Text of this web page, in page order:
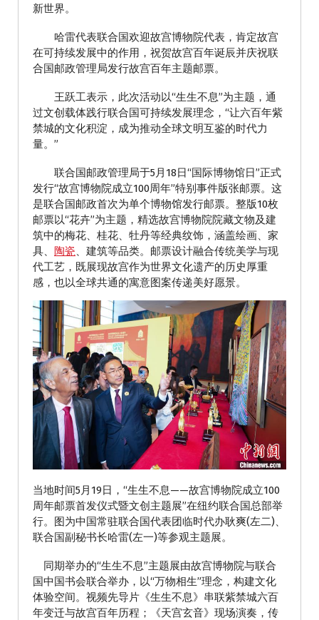
新世界。
哈雷代表联合国欢迎故宫博物院代表，肯定故宫
在可持续发展中的作用，祝贺故宫百年诞辰并庆祝联
合国邮政管理局发行故宫百年主题邮票。
王跃工表示，此次活动以“生生不息”为主题，通
过文创载体践行联合国可持续发展理念，“让六百年紫
禁城的文化积淀，成为推动全球文明互鉴的时代力
量。”
联合国邮政管理局于5月18日“国际博物馆日”正式
发行“故宫博物院成立100周年”特别事件版张邮票。这
是联合国邮政首次为单个博物馆发行邮票。整版10枚
邮票以“花卉”为主题，精选故宫博物院院藏文物及建
筑中的梅花、桂花、牡丹等经典纹饰，涵盖绘画、家
具、 陶瓷、建筑等品类。邮票设计融合传统美学与现
代工艺，既展现故宫作为世界文化遗产的历史厚重
感，也以全球共通的寓意图案传递美好愿景。
当地时间5月19日，“生生不息——故宫博物院成立100
周年邮票首发仪式暨文创主题展”在纽约联合国总部举
行。图为中国常驻联合国代表团临时代办耿爽(左二)、
联合国副秘书长哈雷(左一)等参观主题展。
同期举办的“生生不息”主题展由故宫博物院与联合
国中国书会联合举办，以“万物相生”理念，构建文化
体验空间。视频先导片《生生不息》串联紫禁城六百
年变迁与故宫百年历程；《天宫玄音》现场演奏，传